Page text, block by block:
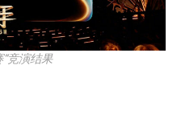
“竞演结果